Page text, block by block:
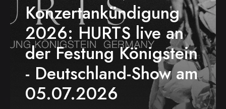
Konzertankündigung
2026: HURTS live an
der Festung Königstein
- Deutschland-Show am
05.07.2026